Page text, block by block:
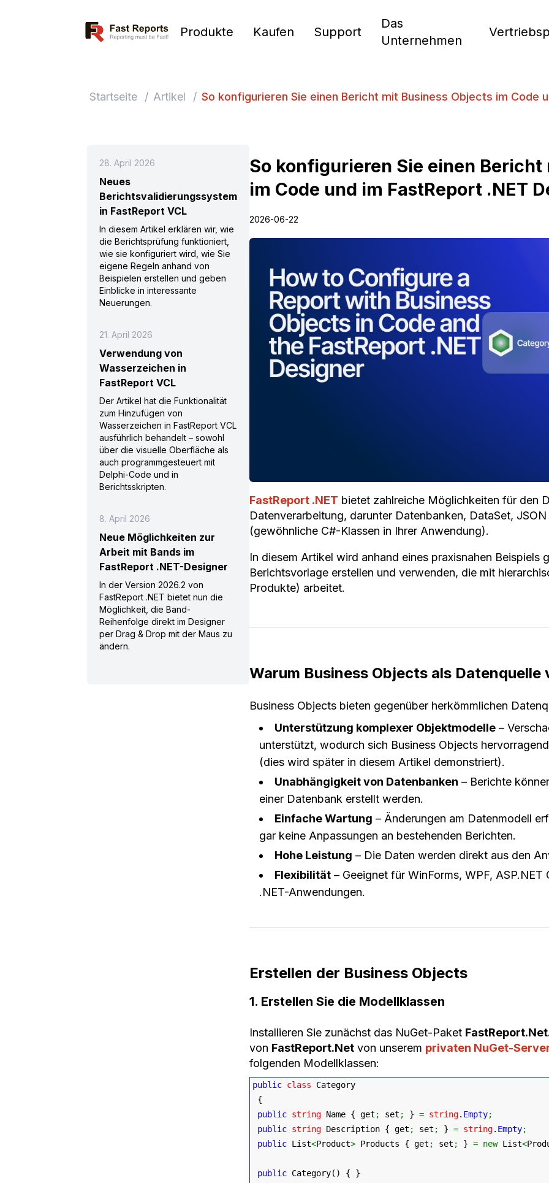
Fast Reports Produkte Kaufen Support
Das
Unternehmen
Startseite / Artikel / So konfigurieren Sie einen Bericht mit Business Objects im Code
So konfigurieren Sie einen
im Code und im FastReport .NET
2026-06-22
FastReport .NET bietet zahlreiche Möglichkeiten für den
Datenverarbeitung, darunter Datenbanken, DataSet,
(gewöhnliche C#-Klassen in Ihrer Anwendung).
In diesem Artikel wird anhand eines praxisnahen Beispiels
Berichtsvorlage erstellen und verwenden, die mit
Produkte) arbeitet.
Warum Business Objects als Datenquelle
Business Objects bieten gegenüber herkömmlichen
Unterstützung komplexer Objektmodelle –
unterstützt, wodurch sich Business Objects
(dies wird später in diesem Artikel demonstriert).
Unabhängigkeit von Datenbanken – Berichte
einer Datenbank erstellt werden.
Einfache Wartung – Änderungen am Datenmodell
gar keine Anpassungen an bestehenden Berichten.
Hohe Leistung – Die Daten werden direkt aus den
Flexibilität – Geeignet für WinForms, WPF,
.NET-Anwendungen.
Erstellen der Business Objects
1. Erstellen Sie die Modellklassen
Installieren Sie zunächst das NuGet-Paket
von FastReport.Net von unserem privaten NuGet-
folgenden Modellklassen:
public class Category
{
public string Name { get ; set ; } = string. Empty;
public string Description { get ; set ; } = string. Empty;
public List<Product> Products { get ; set ; } = new List<
public Category( ) { }
28. April 2026
Neues
Berichtsvalidierungssystem
in FastReport VCL
In diesem Artikel erklären wir, wie
die Berichtsprüfung funktioniert,
wie sie konfiguriert wird, wie Sie
eigene Regeln anhand von
Beispielen erstellen und geben
Einblicke in interessante
Neuerungen.
21. April 2026
Verwendung von
Wasserzeichen in
FastReport VCL
Der Artikel hat die Funktionalität
zum Hinzufügen von
Wasserzeichen in FastReport VCL
ausführlich behandelt – sowohl
über die visuelle Oberfläche als
auch programmgesteuert mit
Delphi-Code und in
Berichtsskripten.
8. April 2026
Neue Möglichkeiten zur
Arbeit mit Bands im
FastReport .NET-Designer
In der Version 2026.2 von
FastReport .NET bietet nun die
Möglichkeit, die Band-
Reihenfolge direkt im Designer
per Drag & Drop mit der Maus zu
ändern.